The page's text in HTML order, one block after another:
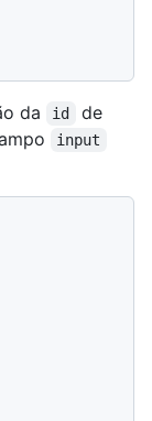
da id
de
input